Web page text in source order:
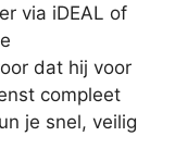
via iDEAL of
dat hij voor
compleet
je snel, veilig